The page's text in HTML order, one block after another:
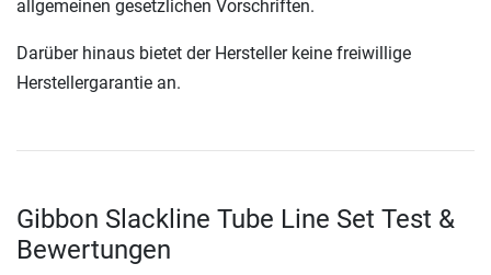
allgemeinen gesetzlichen Vorschriften.
Darüber hinaus bietet der Hersteller keine freiwillige
Herstellergarantie an.
Gibbon Slackline Tube Line Set Test &
Bewertungen